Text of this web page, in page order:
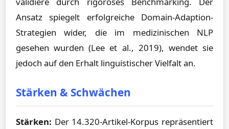
Ansatz spiegelt erfolgreiche Domain-Adaption-
Strategien wider, die im medizinischen NLP
gesehen wurden (Lee et al., 2019), wendet sie
jedoch auf den Erhalt linguistischer Vielfalt an.
Stärken & Schwächen
Stärken: Der 14.320-Artikel-Korpus repräsentiert